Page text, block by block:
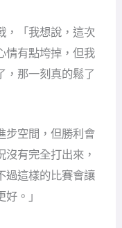
，「我想說，這次
情有點垮掉，但我
，那一刻真的鬆了
步空間，但勝利會
有完全打出來，
過這樣的比賽會讓
。」